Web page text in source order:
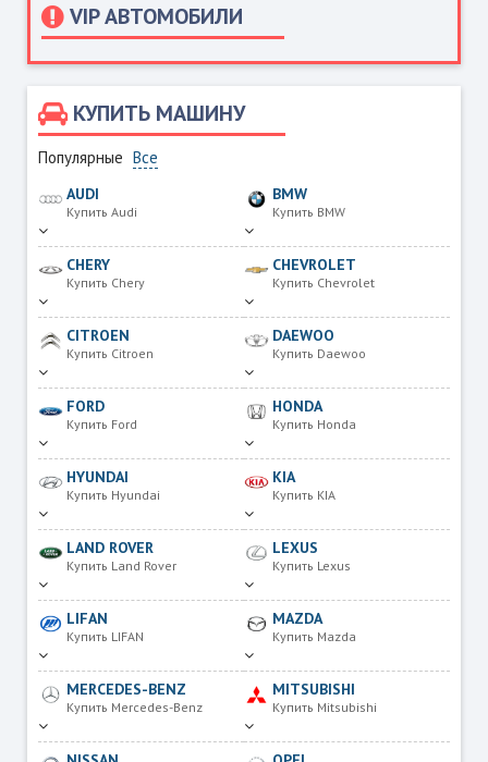
VIP АВТОМОБИЛИ
КУПИТЬ МАШИНУ
Популярные Все
AUDI
Купить Audi
BMW
Купить BMW
CHERY
Купить Chery
CHEVROLET
Купить Chevrolet
CITROEN
Купить Citroen
DAEWOO
Купить Daewoo
FORD
Купить Ford
HONDA
Купить Honda
HYUNDAI
Купить Hyundai
KIA
Купить KIA
LAND ROVER
Купить Land Rover
LEXUS
Купить Lexus
LIFAN
Купить LIFAN
MAZDA
Купить Mazda
MERCEDES-BENZ
Купить Mercedes-Benz
MITSUBISHI
Купить Mitsubishi